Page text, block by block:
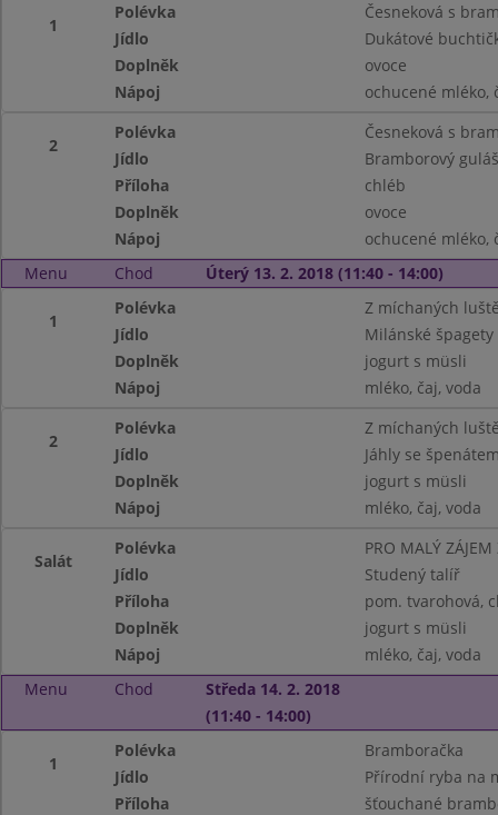
1
Polévka
Česneková s
Jídlo
Dukátové
Doplněk
ovoce
Nápoj
ochucené mléko,
2
Polévka
Česneková s
Jídlo
Bramborový guláš
Příloha
chléb
Doplněk
ovoce
Nápoj
ochucené mléko,
Menu
Chod Úterý 13. 2. 2018 (11:40 - 14:00)
1
Polévka
Z míchaných
Jídlo
Milánské
Doplněk
jogurt s müsli
Nápoj
mléko, čaj, voda
2
Polévka
Z míchaných
Jídlo
Jáhly se
Doplněk
jogurt s müsli
Nápoj
mléko, čaj, voda
Salát
Polévka
PRO MALÝ
Jídlo
Studený talíř
Příloha
pom. tvarohová,
Doplněk
jogurt s müsli
Nápoj
mléko, čaj, voda
Menu
Chod
Středa 14. 2. 2018
(11:40 - 14:00)
1
Polévka
Bramboračka
Jídlo
Přírodní ryba na
Příloha
šťouchané